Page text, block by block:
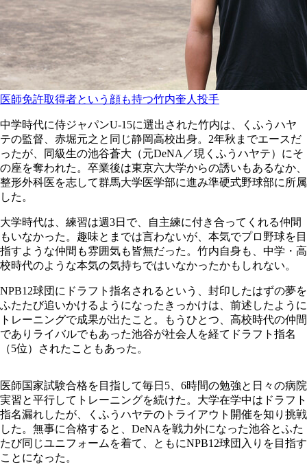
医師免許取得者という顔も持つ竹内奎人投手
中学時代に侍ジャパンU-15に選出された竹内は、くふうハヤ
テの監督、赤堀元之と同じ静岡高校出身。2年秋までエースだ
ったが、同級生の池谷蒼大（元DeNA／現くふうハヤテ）にそ
の座を奪われた。卒業後は東京六大学からの誘いもあるなか、
整形外科医を志して群馬大学医学部に進み準硬式野球部に所属
した。
大学時代は、練習は週3日で、自主練に付き合ってくれる仲間
もいなかった。趣味とまでは言わないが、本気でプロ野球を目
指すような仲間も雰囲気も皆無だった。竹内自身も、中学・高
校時代のような本気の気持ちではいなかったかもしれない。
NPB12球団にドラフト指名されるという、封印したはずの夢を
ふたたび追いかけるようになったきっかけは、前述したように
トレーニングで成果が出たこと。もうひとつ、高校時代の仲間
でありライバルでもあった池谷が社会人を経てドラフト指名
（5位）されたこともあった。
医師国家試験合格を目指して毎日5、6時間の勉強と日々の病院
実習と平行してトレーニングを続けた。大学在学中はドラフト
指名漏れしたが、くふうハヤテのトライアウト開催を知り挑戦
した。無事に合格すると、DeNAを戦力外になった池谷とふた
たび同じユニフォームを着て、ともにNPB12球団入りを目指す
ことになった。